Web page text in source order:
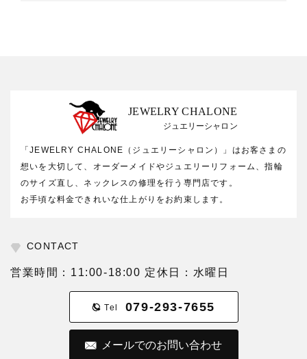
JEWELRY CHALONE
ジュエリーシャロン
「JEWELRY CHALONE（ジュエリーシャロン）」はお客さまの
想いを大切して、オーダーメイドやジュエリーリフォーム、指輪
のサイズ直し、ネックレスの修理を行う専門店です。
お手頃な料金できれいな仕上がりをお約束します。
CONTACT
営業時間：11:00-18:00 定休日：水曜日
Tel 079-293-7655
メールでのお問い合わせ